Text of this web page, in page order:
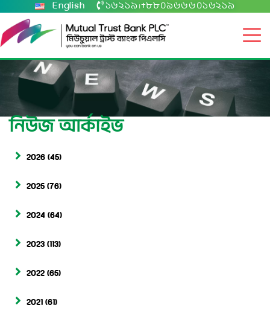
English ১৬২১৯ +৮৮০৯৬৬৬০১৬২১৯
নিউজ আর্কাইভ
2026 (45)
2025 (76)
2024 (64)
2023 (113)
2022 (65)
2021 (61)